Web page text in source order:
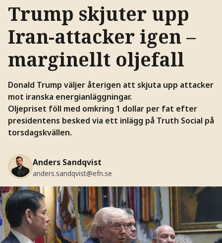
Trump skjuter upp
Iran-attacker igen –
marginellt oljefall
Donald Trump väljer återigen att skjuta upp attacker
mot iranska energianläggningar.
Oljepriset föll med omkring 1 dollar per fat efter
presidentens besked via ett inlägg på Truth Social på
torsdagskvällen.
Anders Sandqvist
anders.sandqvist@efn.se